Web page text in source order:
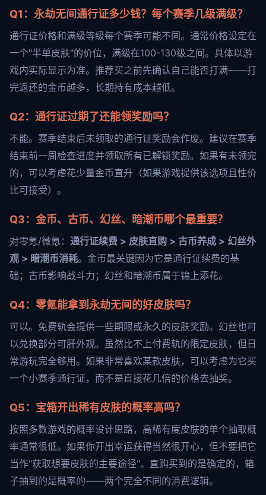
Q1：永劫无间通行证多少钱？每个赛季几级满级？
通行证价格和满级等级每个赛季可能不同。通常价格设定在
一个"半单皮肤"的价位，满级在100-130级之间。具体以游
戏内实际显示为准。推荐买之前先确认自己能否打满——打
完返还的金币越多，长期持有成本越低。
Q2：通行证过期了还能领奖励吗？
不能。赛季结束后未领取的通行证奖励会作废。建议在赛季
结束前一周检查进度并领取所有已解锁奖励。如果有未领完
的，可以考虑花少量金币直升（如果游戏提供该选项且性价
比可接受）。
Q3：金币、古币、幻丝、暗潮币哪个最重要？
对零氪/微氪： 通行证续费 > 皮肤直购 > 古币养成 > 幻丝外
观 > 暗潮币消耗。金币最关键因为它是通行证续费的基
础；古币影响战斗力；幻丝和暗潮币属于锦上添花。
Q4：零氪能拿到永劫无间的好皮肤吗？
可以。免费轨会提供一些期限或永久的皮肤奖励。幻丝也可
以兑换部分可肝外观。虽然比不上付费轨的限定皮肤，但日
常游玩完全够用。如果非常喜欢某款皮肤，可以考虑为它买
一个小赛季通行证，而不是直接花几倍的价格去抽奖。
Q5：宝箱开出稀有皮肤的概率高吗？
按照多数游戏的概率设计思路，高稀有度皮肤的单个抽取概
率通常很低。如果你开出幸运获得当然很开心，但不要把它
当作"获取想要皮肤的主要途径"。直购买到的是确定的，箱
子抽到的是概率的——两个完全不同的消费逻辑。